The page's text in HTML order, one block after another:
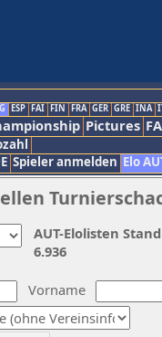
ESP FAI FIN FRA GER GRE INA
Pictures
Spieler anmelden Elo
Vorname
AUT-Elolisten
6.936